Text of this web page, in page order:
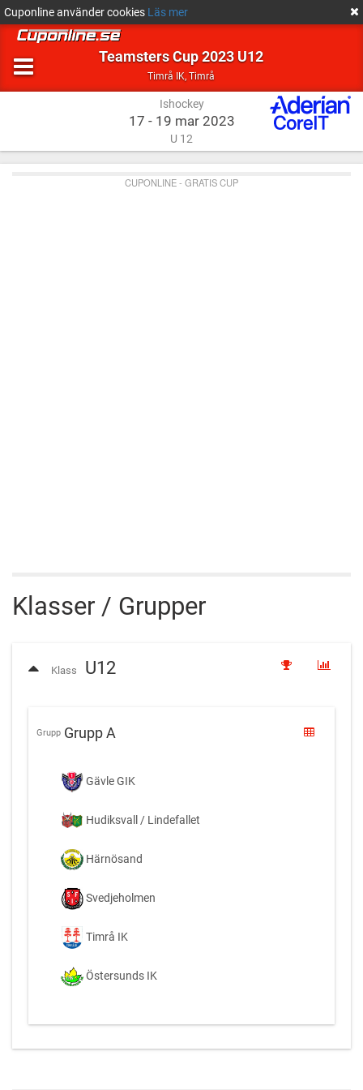
Cuponline använder cookies Läs mer
Teamsters Cup 2023 U12
Timrå IK,Ishockey
TimråTimrå
Ishockey
17 - 19 mar 2023
U 12
CUPONLINE - GRATIS CUP
Klasser / Grupper
Klass U12
Grupp Grupp A
Gävle GIK
Hudiksvall / Lindefallet
Härnösand
Svedjeholmen
Timrå IK
Östersunds IK